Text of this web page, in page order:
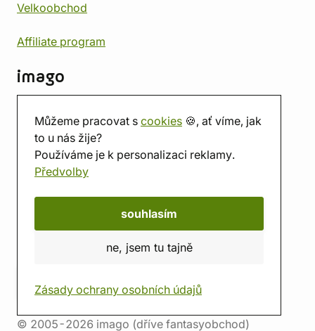
Můžeme pracovat s cookies 🍪, ať víme, jak
to u nás žije?
Používáme je k personalizaci reklamy.
Předvolby
souhlasím
ne, jsem tu tajně
Zásady ochrany osobních údajů
Velkoobchod
Affiliate program
imago
Prodejna
Herna
O nás
Hodnocení obchodu
© 2005-2026 imago (dříve fantasyobchod)